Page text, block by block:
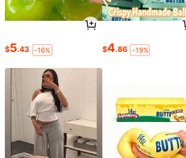
$5.43 -16% $4.86 -19%